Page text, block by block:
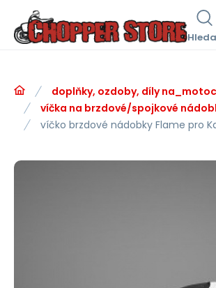
doplňky, ozdoby, díly
víčka na brzdové/spojkové
víčko brzdové nádobky Flame pro